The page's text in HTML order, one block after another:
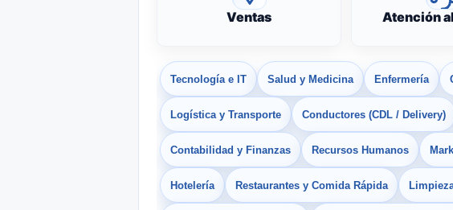
Ventas Atención
Tecnología e IT Salud y Medicina Enfermería
Logística y Transporte Conductores (CDL / Delivery)
Contabilidad y Finanzas Recursos Humanos
Hotelería Restaurantes y Comida Rápida